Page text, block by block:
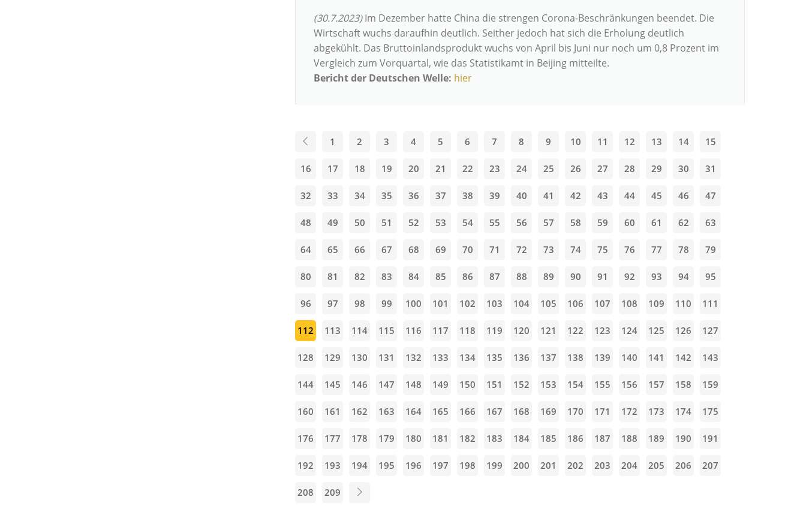
(30.7.2023)Im Dezember hatte China die strengen Corona-Beschränkungen beendet. Die
Wirtschaft wuchs daraufhin deutlich. Seither jedoch hat sich die Erholung deutlich
abgekühlt. Das Bruttoinlandsprodukt wuchs von April bis Juni nur noch um 0,8 Prozent im
Vergleich zum Vorquartal, wie das Statistikamt in Beijing mitteilte.
Bericht der Deutschen Welle: hier
1 2 3 4 5 6 7 8 9 10 11 12 13 14 15
16 17 18 19 20 21 22 23 24 25 26 27 28 29 30 31
32 33 34 35 36 37 38 39 40 41 42 43 44 45 46 47
48 49 50 51 52 53 54 55 56 57 58 59 60 61 62 63
64 65 66 67 68 69 70 71 72 73 74 75 76 77 78 79
80 81 82 83 84 85 86 87 88 89 90 91 92 93 94 95
96 97 98 99 100 101 102 103 104 105 106 107 108 109 110 111
112 113 114 115 116 117 118 119 120 121 122 123 124 125 126 127
128 129 130 131 132 133 134 135 136 137 138 139 140 141 142 143
144 145 146 147 148 149 150 151 152 153 154 155 156 157 158 159
160 161 162 163 164 165 166 167 168 169 170 171 172 173 174 175
176 177 178 179 180 181 182 183 184 185 186 187 188 189 190 191
192 193 194 195 196 197 198 199 200 201 202 203 204 205 206 207
208 209